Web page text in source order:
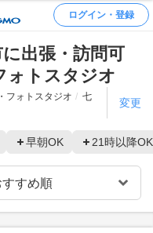
ログイン・登録
に出張・訪問可
ォトスタジオ
フォトスタジオ
七
変更
早朝OK 21時以降OK